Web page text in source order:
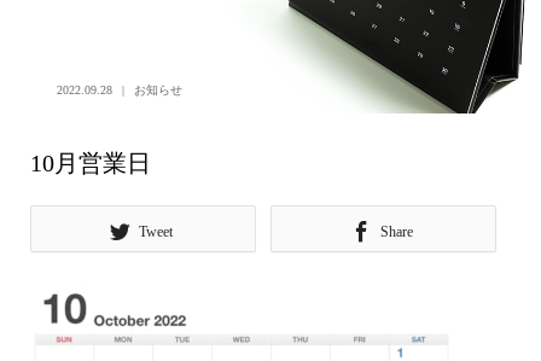
2022.09.28 お知らせ
10月営業日
Tweet Share